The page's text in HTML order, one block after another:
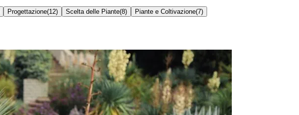
Progettazione(12) Scelta delle Piante(8) Piante e Coltivazione(7)